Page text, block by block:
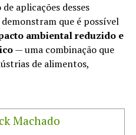
aplicações desses
que é possível
ambiental reduzido e
— uma combinação que
de alimentos,
Machado